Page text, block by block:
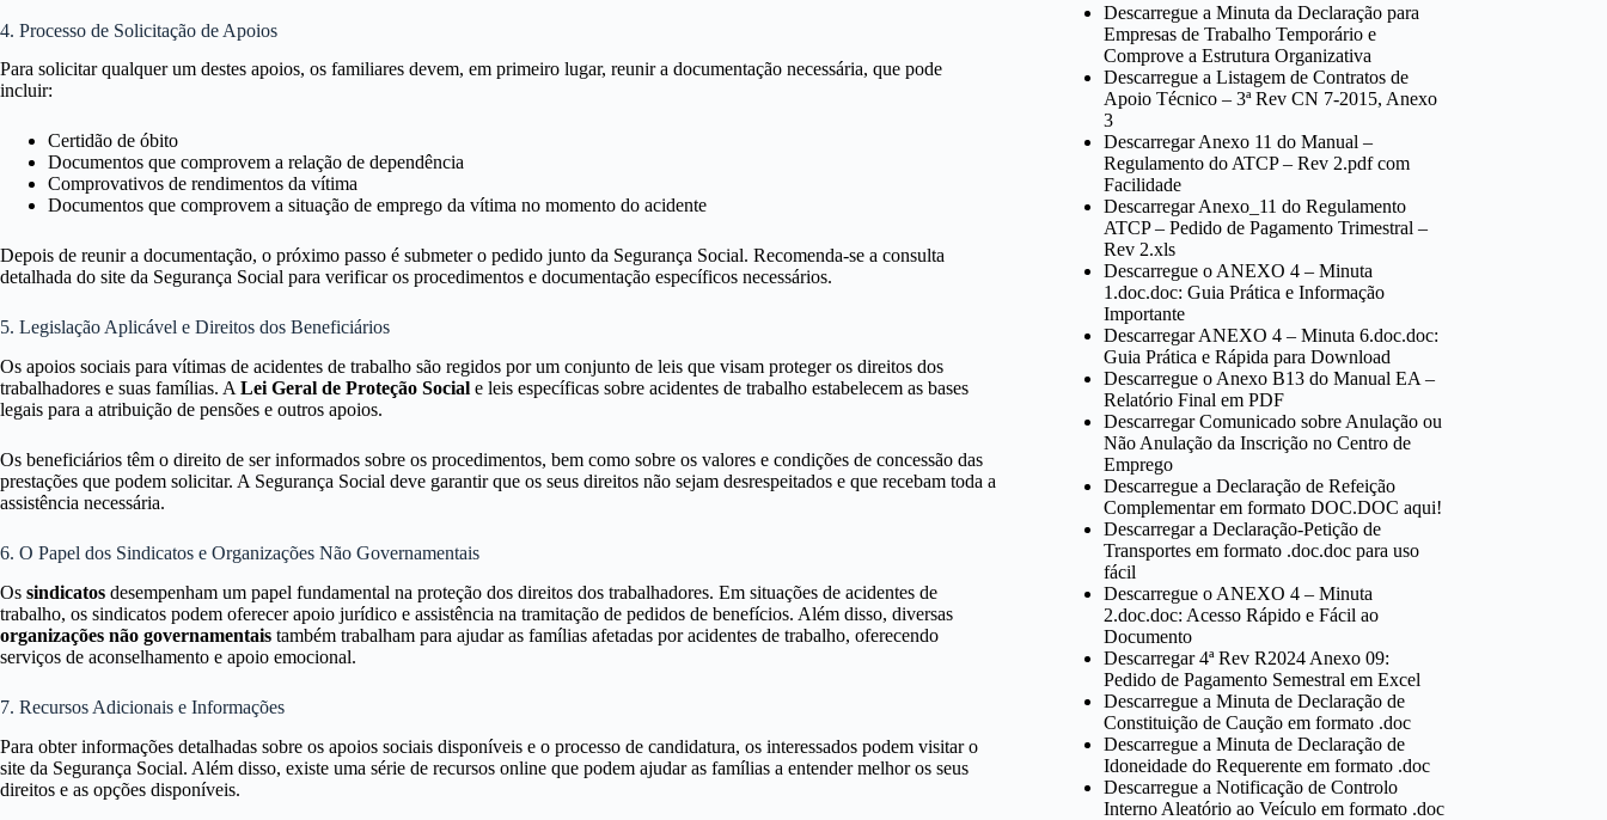
4. Processo de Solicitação de Apoios
Para solicitar qualquer um destes apoios, os familiares devem, em primeiro lugar, reunir a documentação necessária, que pode
incluir:
Certidão de óbito
Documentos que comprovem a relação de dependência
Comprovativos de rendimentos da vítima
Documentos que comprovem a situação de emprego da vítima no momento do acidente
Depois de reunir a documentação, o próximo passo é submeter o pedido junto da Segurança Social. Recomenda-se a consulta
detalhada do site da Segurança Social para verificar os procedimentos e documentação específicos necessários.
5. Legislação Aplicável e Direitos dos Beneficiários
Os apoios sociais para vítimas de acidentes de trabalho são regidos por um conjunto de leis que visam proteger os direitos dos
trabalhadores e suas famílias. A Lei Geral de Proteção Social e leis específicas sobre acidentes de trabalho estabelecem as bases
legais para a atribuição de pensões e outros apoios.
Os beneficiários têm o direito de ser informados sobre os procedimentos, bem como sobre os valores e condições de concessão das
prestações que podem solicitar. A Segurança Social deve garantir que os seus direitos não sejam desrespeitados e que recebam toda a
assistência necessária.
6. O Papel dos Sindicatos e Organizações Não Governamentais
Os sindicatos desempenham um papel fundamental na proteção dos direitos dos trabalhadores. Em situações de acidentes de
trabalho, os sindicatos podem oferecer apoio jurídico e assistência na tramitação de pedidos de benefícios. Além disso, diversas
organizações não governamentais também trabalham para ajudar as famílias afetadas por acidentes de trabalho, oferecendo
serviços de aconselhamento e apoio emocional.
7. Recursos Adicionais e Informações
Para obter informações detalhadas sobre os apoios sociais disponíveis e o processo de candidatura, os interessados podem visitar o
site da Segurança Social. Além disso, existe uma série de recursos online que podem ajudar as famílias a entender melhor os seus
direitos e as opções disponíveis.
Descarregue a Minuta da Declaração para
Empresas de Trabalho Temporário e
Comprove a Estrutura Organizativa
Descarregue a Listagem de Contratos de
Apoio Técnico – 3ª Rev CN 7-2015, Anexo
3
Descarregar Anexo 11 do Manual –
Regulamento do ATCP – Rev 2.pdf com
Facilidade
Descarregar Anexo_11 do Regulamento
ATCP – Pedido de Pagamento Trimestral –
Rev 2.xls
Descarregue o ANEXO 4 – Minuta
1.doc.doc: Guia Prática e Informação
Importante
Descarregar ANEXO 4 – Minuta 6.doc.doc:
Guia Prática e Rápida para Download
Descarregue o Anexo B13 do Manual EA –
Relatório Final em PDF
Descarregar Comunicado sobre Anulação ou
Não Anulação da Inscrição no Centro de
Emprego
Descarregue a Declaração de Refeição
Complementar em formato DOC.DOC aqui!
Descarregar a Declaração-Petição de
Transportes em formato .doc.doc para uso
fácil
Descarregue o ANEXO 4 – Minuta
2.doc.doc: Acesso Rápido e Fácil ao
Documento
Descarregar 4ª Rev R2024 Anexo 09:
Pedido de Pagamento Semestral em Excel
Descarregue a Minuta de Declaração de
Constituição de Caução em formato .doc
Descarregue a Minuta de Declaração de
Idoneidade do Requerente em formato .doc
Descarregue a Notificação de Controlo
Interno Aleatório ao Veículo em formato .doc